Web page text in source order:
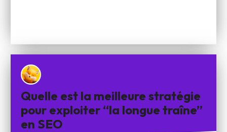
Quelle est la meilleure stratégie
pour exploiter “la longue traîne”
en SEO